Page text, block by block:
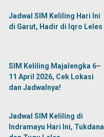
Jadwal SIM Keliling Hari Ini
di Garut, Hadir di Iqro Leles
SIM Keliling Majalengka 6–
11 April 2026, Cek Lokasi
dan Jadwalnya!
Jadwal SIM Keliling di
Indramayu Hari Ini, Tukdana